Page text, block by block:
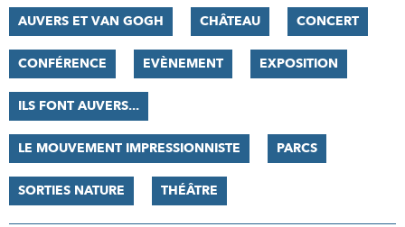
AUVERS ET VAN GOGH CHÂTEAU CONCERT
CONFÉRENCE EVÈNEMENT EXPOSITION
ILS FONT AUVERS...
LE MOUVEMENT IMPRESSIONNISTE PARCS
SORTIES NATURE THÉÂTRE